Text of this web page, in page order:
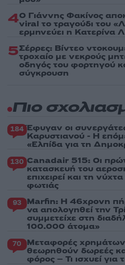
4Ο Γιάννης Φακίνος
viral το τραγούδι του
ερμηνεύει η Κατερίνα
5Σέρρες: Βίντεο
τροχαίο με νεκρούς
οδηγός του φορτηγού
σύγκρουση
Πιο
184 Έφυγαν οι
Καρυστιανού - Η
«Ελπίδα για τη
130 Canadair 515: Οι
κατασκευή του
επιχειρεί και τη
φωτιάς
93 Marfin: Η 46χρονη
να απολογηθεί την
συμμετείχε στη
100.000 άτομα»
70 Μεταφορές
θεωρηθούν δωρεές
φόρος – Τι ισχυεί για